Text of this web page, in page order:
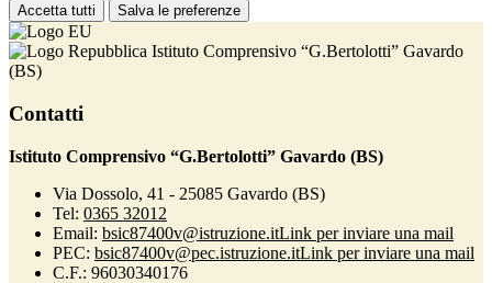
Accetta tutti Salva le preferenze
Istituto Comprensivo “G.Bertolotti” Gavardo
(BS)
Contatti
Istituto Comprensivo “G.Bertolotti” Gavardo (BS)
Via Dossolo, 41 - 25085 Gavardo (BS)
Tel: 0365 32012
Email: bsic87400v@istruzione.itLink per inviare una mail
PEC: bsic87400v@pec.istruzione.itLink per inviare una mail
C.F.: 96030340176